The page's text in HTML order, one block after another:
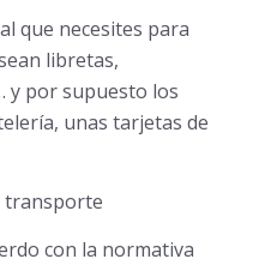
que necesites para
libretas,
y por supuesto los
unas tarjetas de
transporte
con la normativa